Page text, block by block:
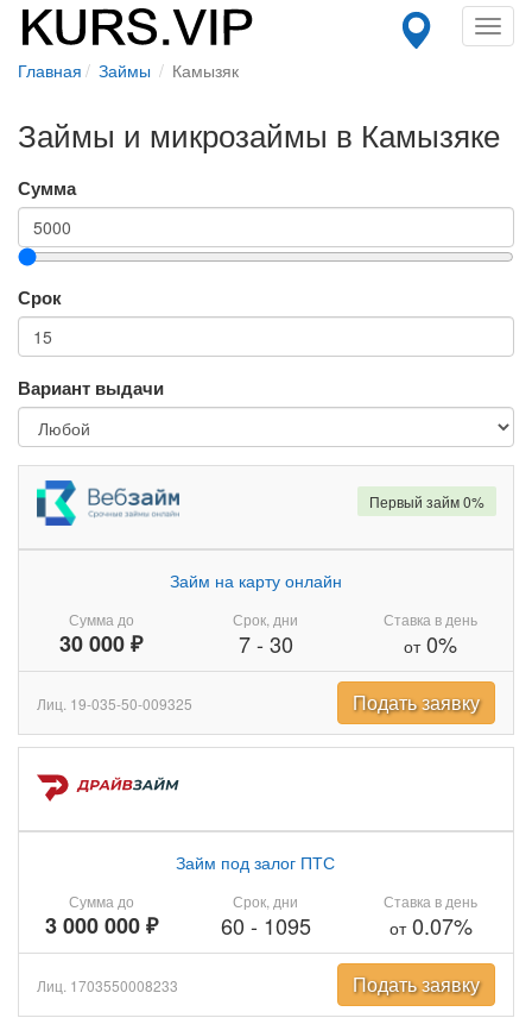
Главная Займы Камызяк
Займы и микрозаймы в Камызяке
Сумма
Срок
Вариант выдачи
Сумма до
30 000 ₽
Займ на карту онлайн
Срок, дни
7- 30
Ставка в день
от0%
Первый займ 0%
Лиц. 19-035-50-009325 Подать заявку
Сумма до
3 000 000 ₽
Займ под залог ПТС
Срок, дни
60 - 1095
Ставка в день
от0.07%
Лиц. 1703550008233 Подать заявку